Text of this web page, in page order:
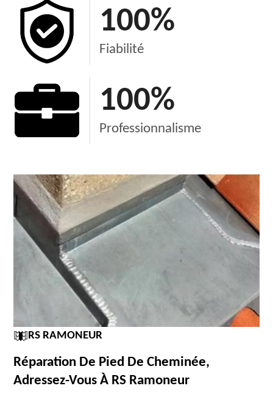
100%
Fiabilité
100%
Professionnalisme
RS RAMONEUR
Réparation De Pied De Cheminée,
Adressez-Vous À RS Ramoneur